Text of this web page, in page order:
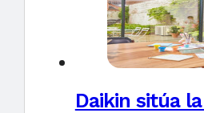
Daikin sitúa